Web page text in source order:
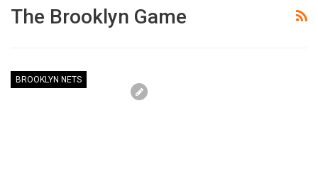
The Brooklyn Game
BROOKLYN NETS